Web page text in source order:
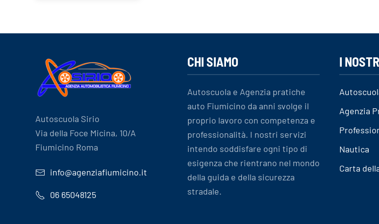
Autoscuola Sirio
Via della Foce Micina, 10/A
Fiumicino Roma
info@agenziafiumicino.it
06 65048125
CHI SIAMO
Autoscuola e Agenzia pratiche
auto Fiumicino da anni svolge il
proprio lavoro con competenza e
professionalità. I nostri servizi
intendo soddisfare ogni tipo di
esigenza che rientrano nel mondo
della guida e della sicurezza
stradale.
I
Agenzia
Nautica
Carta